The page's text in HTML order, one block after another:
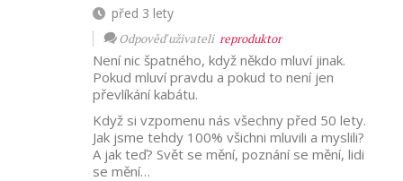
před 3 lety
Odpověď uživateli reproduktor
Není nic špatného, když někdo mluví jinak.
Pokud mluví pravdu a pokud to není jen
převlíkání kabátu.
Když si vzpomenu nás všechny před 50 lety.
Jak jsme tehdy 100% všichni mluvili a myslili?
A jak teď? Svět se mění, poznání se mění, lidi
se mění…